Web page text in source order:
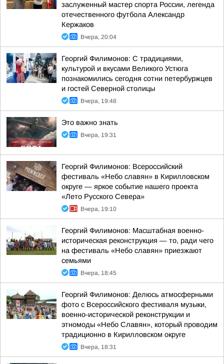
заслуженный мастер спорта России, легенда
отечественного футбола Александр
Кержаков
Вчера, 20:04
Георгий Филимонов: С традициями,
культурой и вкусами Великого Устюга
познакомились сегодня сотни петербуржцев
и гостей Северной столицы
Вчера, 19:48
Это важно знать
Вчера, 19:31
Георгий Филимонов: Всероссийский
фестиваль «Небо славян» в Кирилловском
округе — яркое событие нашего проекта
«Лето Русского Севера»
Вчера, 19:10
Георгий Филимонов: Масштабная военно-
историческая реконструкция — то, ради чего
на фестиваль «Небо славян» приезжают
семьями
Вчера, 18:45
Георгий Филимонов: Делюсь атмосферными
фото с Всероссийского фестиваля музыки,
военно-исторической реконструкции и
этномоды «Небо Славян», который проводим
традиционно в Кирилловском округе
Вчера, 18:31